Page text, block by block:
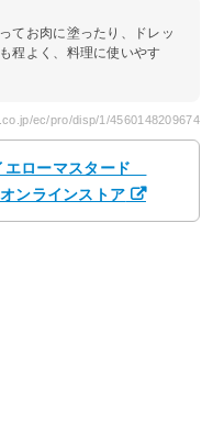
てお肉に塗ったり、ドレッ
程よく、料理に使いやす
ec/pro/disp/1/4560148209674
ローマスタード
ンラインストア